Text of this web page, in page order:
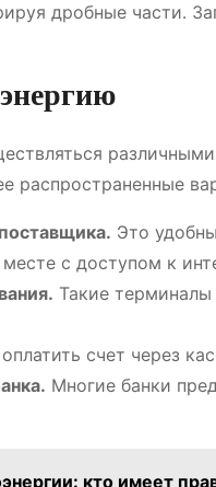
дробные части․
распространенные
Это
с доступом к
Такие
счет через
Многие банки
кто имеет